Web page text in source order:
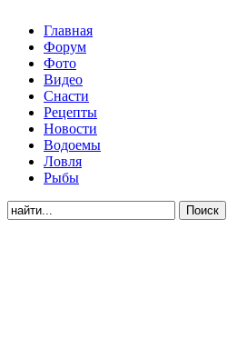
Главная
Форум
Фото
Видео
Снасти
Рецепты
Новости
Водоемы
Ловля
Рыбы